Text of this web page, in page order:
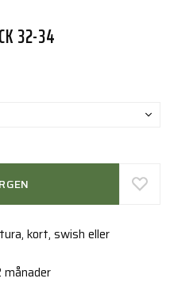
32-34
kort, swish eller